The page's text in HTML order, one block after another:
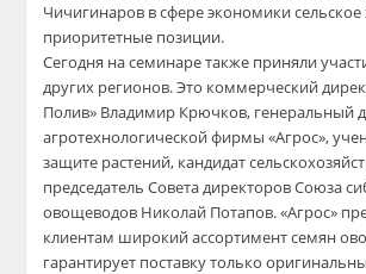
Чичигинаров в сфере экономики сельское
приоритетные позиции.
Сегодня на семинаре также приняли
других регионов. Это коммерческий
Полив» Владимир Крючков, генеральный
агротехнологической фирмы «Агрос»,
защите растений, кандидат
председатель Совета директоров Союза
овощеводов Николай Потапов. «Агрос»
клиентам широкий ассортимент семян
гарантирует поставку только